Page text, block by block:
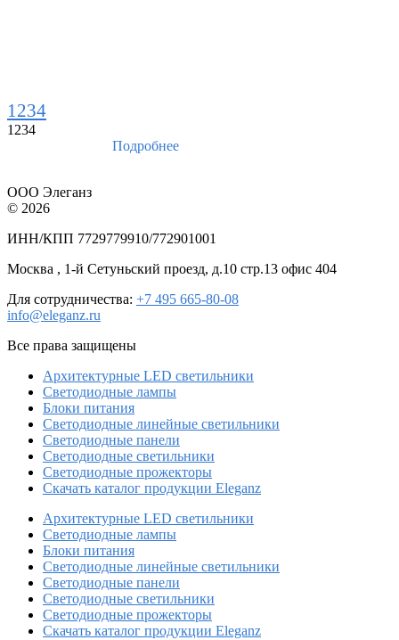
1234
1234
Подробнее
ООО Элеганз
© 2026
ИНН/КПП 7729779910/772901001
Москва , 1-й Сетуньский проезд, д.10 стр.13 офис 404
Для сотрудничества: +7 495 665-80-08
info@eleganz.ru
Все права защищены
Архитектурные LED светильники
Светодиодные лампы
Блоки питания
Светодиодные линейные светильники
Светодиодные панели
Светодиодные светильники
Светодиодные прожекторы
Скачать каталог продукции Eleganz
Архитектурные LED светильники
Светодиодные лампы
Блоки питания
Светодиодные линейные светильники
Светодиодные панели
Светодиодные светильники
Светодиодные прожекторы
Скачать каталог продукции Eleganz